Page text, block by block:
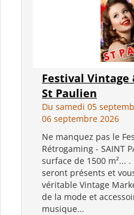
Festival Vintage
St Paulien
Du samedi 05
06 septembre 2026
Ne manquez pas le
Rétrogaming - SAINT
surface de 1500 m²...
seront présents et
véritable Vintage
de la mode et
musique...